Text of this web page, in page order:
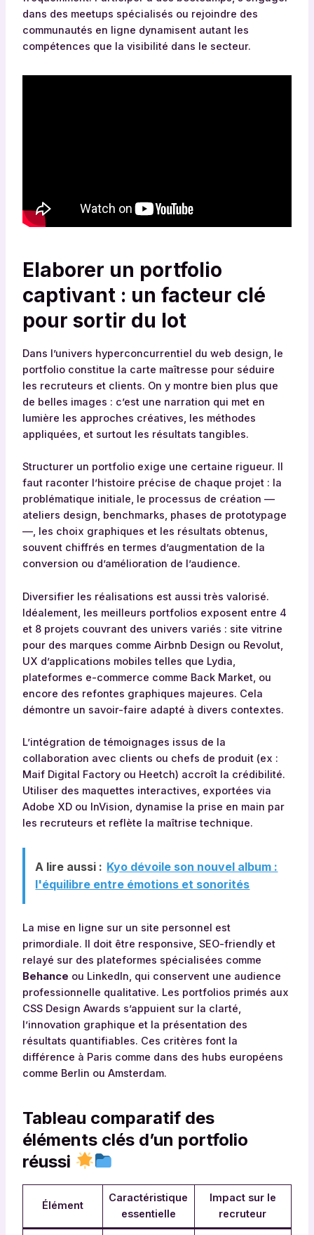
dans des meetups spécialisés ou rejoindre des
communautés en ligne dynamisent autant les
compétences que la visibilité dans le secteur.
Elaborer un portfolio
captivant : un facteur clé
pour sortir du lot
Dans l’univers hyperconcurrentiel du web design, le
portfolio constitue la carte maîtresse pour séduire
les recruteurs et clients. On y montre bien plus que
de belles images : c’est une narration qui met en
lumière les approches créatives, les méthodes
appliquées, et surtout les résultats tangibles.
Structurer un portfolio exige une certaine rigueur. Il
faut raconter l’histoire précise de chaque projet : la
problématique initiale, le processus de création —
ateliers design, benchmarks, phases de prototypage
—, les choix graphiques et les résultats obtenus,
souvent chiffrés en termes d’augmentation de la
conversion ou d’amélioration de l’audience.
Diversifier les réalisations est aussi très valorisé.
Idéalement, les meilleurs portfolios exposent entre 4
et 8 projets couvrant des univers variés : site vitrine
pour des marques comme Airbnb Design ou Revolut,
UX d’applications mobiles telles que Lydia,
plateformes e-commerce comme Back Market, ou
encore des refontes graphiques majeures. Cela
démontre un savoir-faire adapté à divers contextes.
L’intégration de témoignages issus de la
collaboration avec clients ou chefs de produit (ex :
Maif Digital Factory ou Heetch) accroît la crédibilité.
Utiliser des maquettes interactives, exportées via
Adobe XD ou InVision, dynamise la prise en main par
les recruteurs et reflète la maîtrise technique.
A lire aussi : Kyo dévoile son nouvel album :
l'équilibre entre émotions et sonorités
La mise en ligne sur un site personnel est
primordiale. Il doit être responsive, SEO-friendly et
relayé sur des plateformes spécialisées comme
Behance ou LinkedIn, qui conservent une audience
professionnelle qualitative. Les portfolios primés aux
CSS Design Awards s’appuient sur la clarté,
l’innovation graphique et la présentation des
résultats quantifiables. Ces critères font la
différence à Paris comme dans des hubs européens
comme Berlin ou Amsterdam.
Tableau comparatif des
éléments clés d’un portfolio
réussi
Élément
Caractéristique
essentielle
Impact sur le
recruteur